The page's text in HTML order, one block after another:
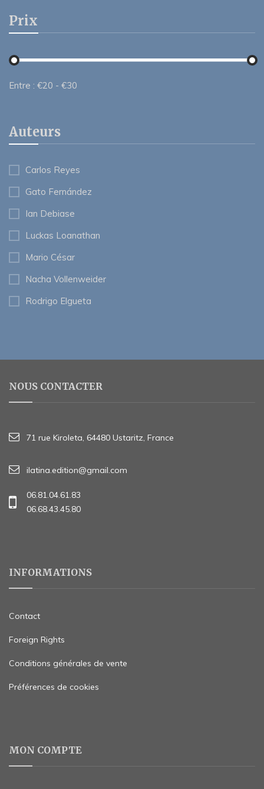
Prix
Entre : €20 - €30
Auteurs
Carlos Reyes
Gato Fernández
Ian Debiase
Luckas Loanathan
Mario César
Nacha Vollenweider
Rodrigo Elgueta
NOUS CONTACTER
71 rue Kiroleta, 64480 Ustaritz, France
ilatina.edition@gmail.com
06.81.04.61.83
06.68.43.45.80
INFORMATIONS
Contact
Foreign Rights
Conditions générales de vente
Préférences de cookies
MON COMPTE